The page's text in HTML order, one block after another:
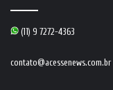
(11) 9 7272-4363
contato@acessenews.com.br